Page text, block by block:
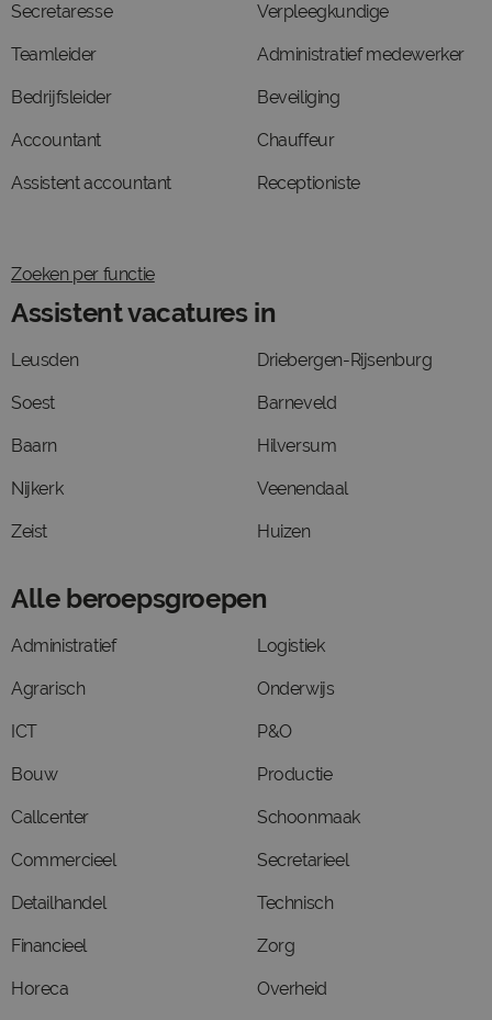
Secretaresse
Teamleider
Bedrijfsleider
Accountant
Assistent accountant
Verpleegkundige
Administratief medewerker
Beveiliging
Chauffeur
Receptioniste
Zoeken per functie
Assistent vacatures in
Leusden
Soest
Baarn
Nijkerk
Zeist
Driebergen-Rijsenburg
Barneveld
Hilversum
Veenendaal
Huizen
Alle beroepsgroepen
Administratief
Agrarisch
ICT
Bouw
Callcenter
Commercieel
Detailhandel
Financieel
Horeca
Logistiek
Onderwijs
P&O
Productie
Schoonmaak
Secretarieel
Technisch
Zorg
Overheid